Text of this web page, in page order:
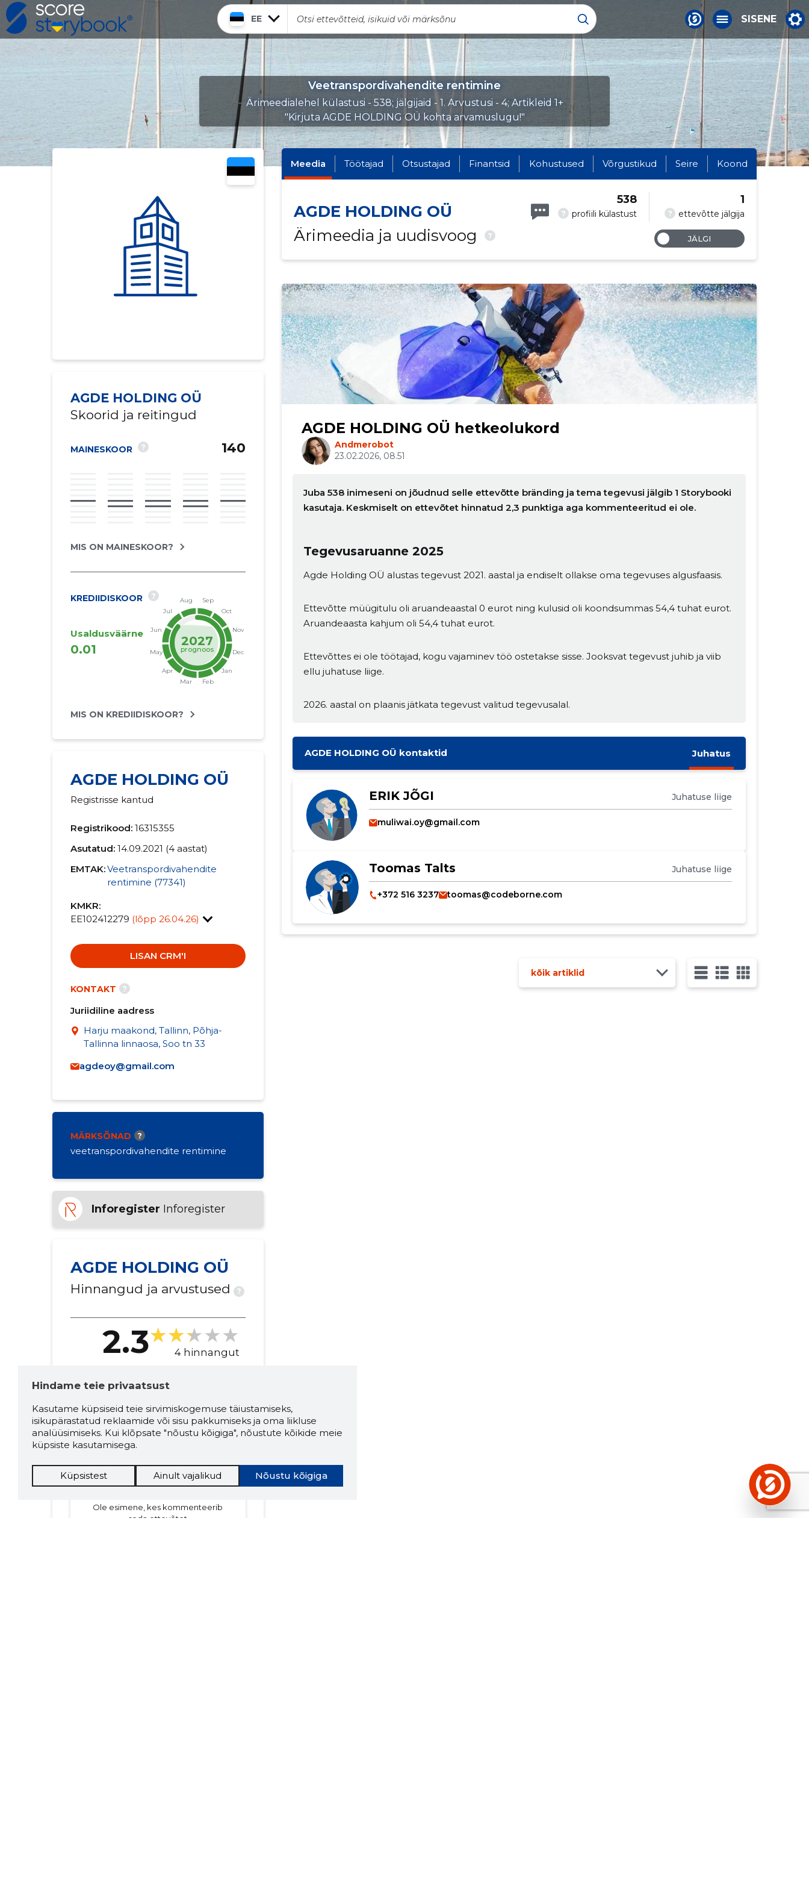
EE SISENE
Veetranspordivahendite rentimine
Ärimeedialehel külastusi - 538; jälgijaid - 1. Arvustusi - 4; Artikleid 1+
"Kirjuta AGDE HOLDING OÜ kohta arvamuslugu!"
AGDE HOLDING OÜ
Skoorid ja reitingud
MAINESKOOR ? 140
MIS ON MAINESKOOR?
KREDIIDISKOOR ?
Usaldusväärne
0.01
2027
prognoos
MIS ON KREDIIDISKOOR?
AGDE HOLDING OÜ
Registrisse kantud
Registrikood: 16315355
Asutatud: 14.09.2021 (4 aastat)
EMTAK:Veetranspordivahendite
rentimine (77341)
KMKR:
EE102412279 (lõpp 26.04.26)
LISAN CRM'I
KONTAKT ?
Juriidiline aadress
Harju maakond, Tallinn, Põhja-
Tallinna linnaosa, Soo tn 33
agdeoy@gmail.com
MÄRKSÕNAD ?
veetranspordivahendite rentimine
Inforegister Inforegister
AGDE HOLDING OÜ
Hinnangud ja arvustused ?
2.3 4 hinnangut
Kommentaare:
LISA KOMMENTAAR
Ole esimene, kes kommenteerib
seda ettevõtet
Meedia Töötajad Otsustajad Finantsid Kohustused Võrgustikud Seire Koond
AGDE HOLDING OÜ
Ärimeedia ja uudisvoog
?
? profiili külastust
538
? ettevõtte jälgija
1
JÄLGI
AGDE HOLDING OÜ hetkeolukord
Andmerobot
23.02.2026, 08.51
Juba 538 inimeseni on jõudnud selle ettevõtte bränding ja tema tegevusi jälgib 1 Storybooki
kasutaja. Keskmiselt on ettevõtet hinnatud 2,3 punktiga aga kommenteeritud ei ole.
Tegevusaruanne 2025
Agde Holding OÜ alustas tegevust 2021. aastal ja endiselt ollakse oma tegevuses algusfaasis.
Ettevõtte müügitulu oli aruandeaastal 0 eurot ning kulusid oli koondsummas 54,4 tuhat eurot.
Aruandeaasta kahjum oli 54,4 tuhat eurot.
Ettevõttes ei ole töötajad, kogu vajaminev töö ostetakse sisse. Jooksvat tegevust juhib ja viib
ellu juhatuse liige.
2026. aastal on plaanis jätkata tegevust valitud tegevusalal.
AGDE HOLDING OÜ kontaktid Juhatus
ERIK JÕGI Juhatuse liige
muliwai.oy@gmail.com
Toomas Talts Juhatuse liige
+372 516 3237 toomas@codeborne.com
kõik artiklid
MUUDA
Hindame teie privaatsust
Kasutame küpsiseid teie sirvimiskogemuse täiustamiseks,
isikupärastatud reklaamide või sisu pakkumiseks ja oma liikluse
analüüsimiseks. Kui klõpsate "nõustu kõigiga", nõustute kõikide meie
küpsiste kasutamisega.
Nõustu kõigiga
Küpsistest Ainult vajalikud